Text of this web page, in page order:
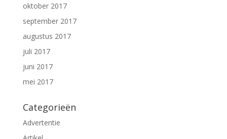
oktober 2017
september 2017
augustus 2017
juli 2017
juni 2017
mei 2017
Categorieën
Advertentie